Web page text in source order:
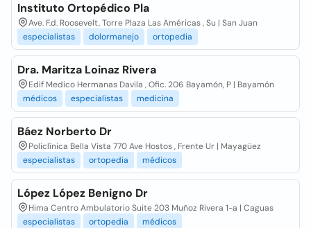
Instituto Ortopédico Pla
Ave. F.d. Roosevelt, Torre Plaza Las Américas , Su | San Juan
especialistas
dolormanejo ortopedia
Dra. Maritza Loinaz Rivera
Edif Medico Hermanas Davila , Ofic. 206 Bayamón, P | Bayamón
médicos
especialistas medicina
Báez Norberto Dr
Policlínica Bella Vista 770 Ave Hostos , Frente Ur | Mayagüez
especialistas
ortopedia médicos
López López Benigno Dr
Hima Centro Ambulatorio Suite 203 Muñoz Rivera 1-a | Caguas
especialistas
ortopedia médicos